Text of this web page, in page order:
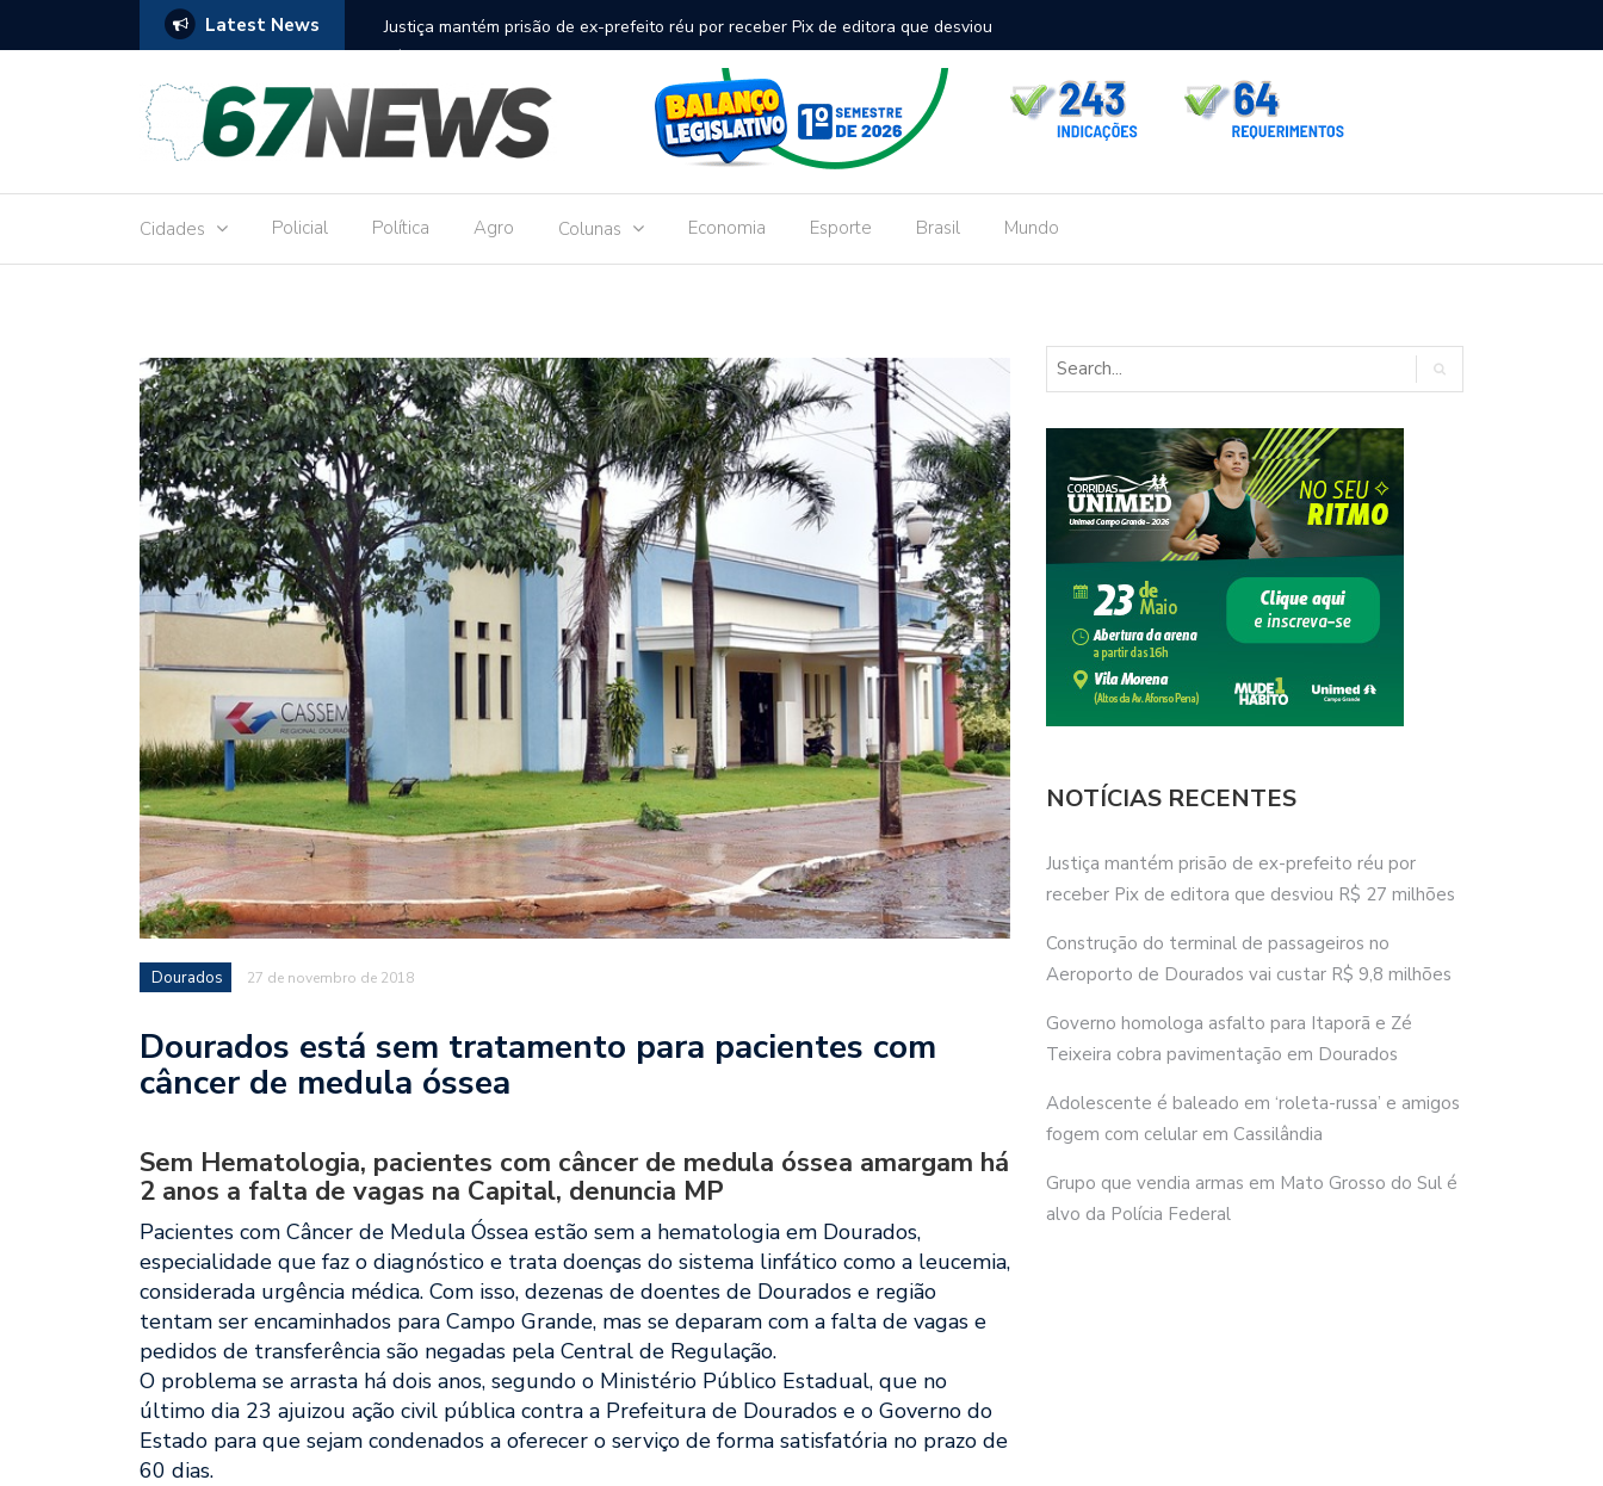
Latest News
réu por receber Pix de editora que desviou
Construção do terminal de passageiros no Aeroporto de Dourados vai custar R$
9,8 milhões
Dourados
Cidades Policial Política Agro Colunas Economia Esporte Brasil Mundo
Dourados 27 de novembro de 2018
Dourados está sem tratamento para pacientes com
câncer de medula óssea
Sem Hematologia, pacientes com câncer de medula óssea amargam há
2 anos a falta de vagas na Capital, denuncia MP
Pacientes com Câncer de Medula Óssea estão sem a hematologia em Dourados,
especialidade que faz o diagnóstico e trata doenças do sistema linfático como a leucemia,
considerada urgência médica. Com isso, dezenas de doentes de Dourados e região
tentam ser encaminhados para Campo Grande, mas se deparam com a falta de vagas e
pedidos de transferência são negadas pela Central de Regulação.
O problema se arrasta há dois anos, segundo o Ministério Público Estadual, que no
último dia 23 ajuizou ação civil pública contra a Prefeitura de Dourados e o Governo do
Estado para que sejam condenados a oferecer o serviço de forma satisfatória no prazo de
60 dias.
NOTÍCIAS RECENTES
Justiça mantém prisão de ex-prefeito réu por
receber Pix de editora que desviou R$ 27 milhões
Construção do terminal de passageiros no
Aeroporto de Dourados vai custar R$ 9,8 milhões
Governo homologa asfalto para Itaporã e Zé
Teixeira cobra pavimentação em Dourados
Adolescente é baleado em ‘roleta-russa’ e amigos
fogem com celular em Cassilândia
Grupo que vendia armas em Mato Grosso do Sul é
alvo da Polícia Federal